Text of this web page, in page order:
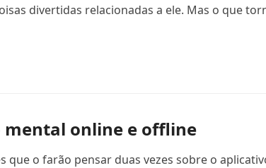
divertidas relacionadas a ele. Mas o que
mental online e offline
o farão pensar duas vezes sobre o